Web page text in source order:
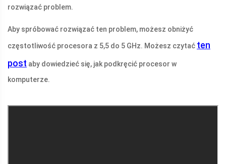
rozwiązać problem.
Aby spróbować rozwiązać ten problem, możesz obniżyć
częstotliwość procesora z 5,5 do 5 GHz. Możesz czytać ten
post aby dowiedzieć się, jak podkręcić procesor w
komputerze.